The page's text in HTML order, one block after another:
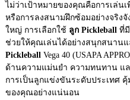
ไม่ว่าเป้าหมายของคุณคือการเล่น
หรือการลงสนามฝึกซ้อมอย่างจริง
ใหญ่ การเลือกใช้ ลูก Pickleball ที่
ช่วยให้คุณเล่นได้อย่างสนุกสนาน
Pickleball Vega 40 (USAPA
ด้านความแม่นยำ ความทนทาน แ
การเป็นลูกแข่งขันระดับประเทศ
ของคุณอย่างแน่นอน